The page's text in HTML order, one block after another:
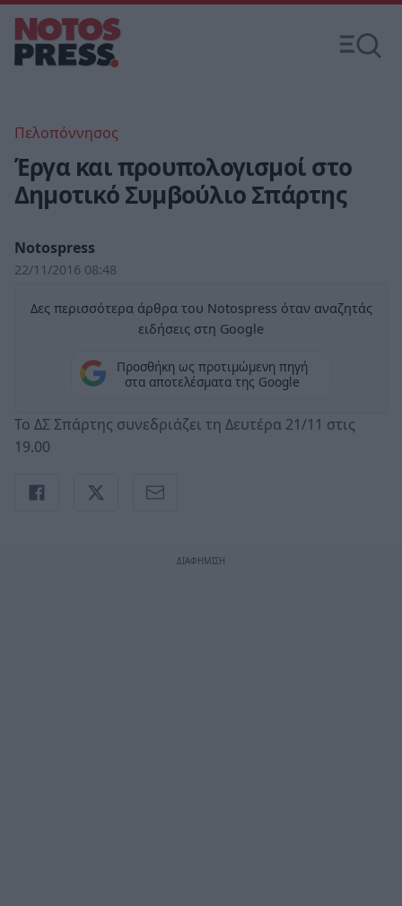
Πελοπόννησος
Έργα και προυπολογισμοί στο
Δημοτικό Συμβούλιο Σπάρτης
Notospress
22/11/2016 08:48
Δες περισσότερα άρθρα του Notospress όταν αναζητάς
ειδήσεις στη Google
Προσθήκη ως προτιμώμενη πηγή
στα αποτελέσματα της Google
Το ΔΣ Σπάρτης συνεδριάζει τη Δευτέρα 21/11 στις
19.00